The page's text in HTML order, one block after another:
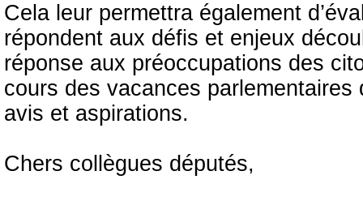
Cela leur permettra également
répondent aux défis et enjeux
réponse aux préoccupations des
cours des vacances parlementaires
avis et aspirations.
Chers collègues députés,